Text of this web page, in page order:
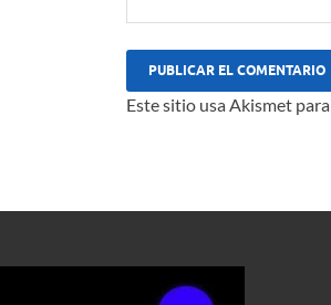
Este sitio usa Akismet